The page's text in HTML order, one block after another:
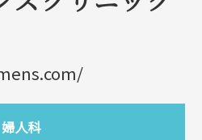
婦人科